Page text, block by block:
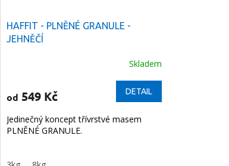
HAFFIT - PLNĚNÉ GRANULE -
JEHNĚČÍ
Skladem
od 549 Kč DETAIL
Jedinečný koncept třívrstvé masem
PLNĚNÉ GRANULE.